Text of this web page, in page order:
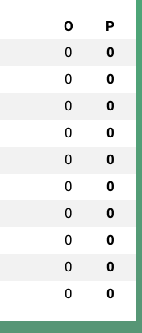
O P
0 0
0 0
0 0
0 0
0 0
0 0
0 0
0 0
0 0
0 0